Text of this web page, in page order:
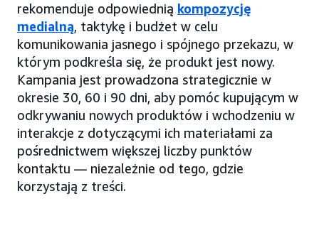
rekomenduje odpowiednią kompozycję
medialną, taktykę i budżet w celu
komunikowania jasnego i spójnego przekazu, w
którym podkreśla się, że produkt jest nowy.
Kampania jest prowadzona strategicznie w
okresie 30, 60 i 90 dni, aby pomóc kupującym w
odkrywaniu nowych produktów i wchodzeniu w
interakcje z dotyczącymi ich materiałami za
pośrednictwem większej liczby punktów
kontaktu — niezależnie od tego, gdzie
korzystają z treści.